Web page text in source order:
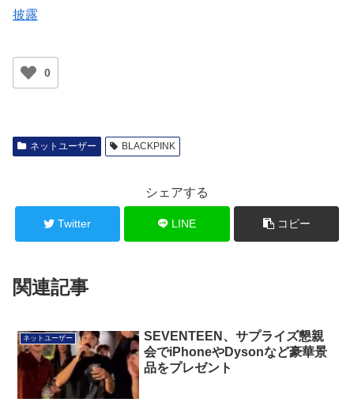
披露
0
ネットユーザー BLACKPINK
シェアする
Twitter LINE コピー
関連記事
ネットユーザー
SEVENTEEN、サプライズ懇親
会でiPhoneやDysonなど豪華景
品をプレゼント